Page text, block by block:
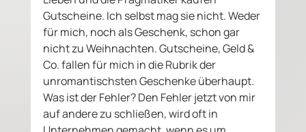
Gutscheine. Ich selbst mag sie nicht. Weder
für mich, noch als Geschenk, schon gar
nicht zu Weihnachten. Gutscheine, Geld &
Co. fallen für mich in die Rubrik der
unromantischsten Geschenke überhaupt.
Was ist der Fehler? Den Fehler jetzt von mir
auf andere zu schließen, wird oft in